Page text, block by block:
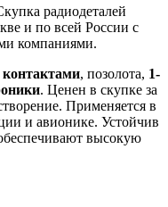
радиодеталей
и по всей России с
компаниями.
контактами, позолота, 1-
. Ценен в скупке за
Применяется в
и авионике. Устойчив
высокую